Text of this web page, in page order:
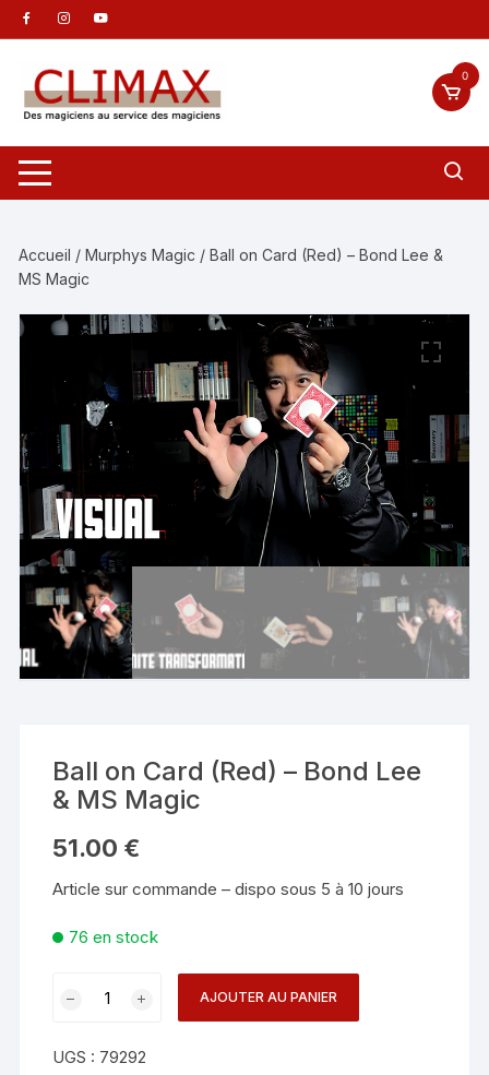
Aller
au
contenu
0
Accueil /Murphys Magic / Ball on Card (Red) – Bond Lee &
MS Magic
Ball on Card (Red) – Bond Lee
& MS Magic
51.00 €
Article sur commande – dispo sous 5 à 10 jours
76 en stock
on
AJOUTER AU PANIER
UGS : 79292